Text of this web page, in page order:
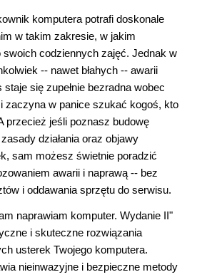
komputera potrafi doskonale
w takim zakresie, w jakim
swoich codziennych zajęć. Jednak w
-- nawet błahych -- awarii
się zupełnie bezradna wobec
zaczyna w panice szukać kogoś, kto
przecież jeśli poznasz budowę
działania oraz objawy
sam możesz świetnie poradzić
awarii i naprawą -- bez
i oddawania sprzętu do serwisu.
naprawiam komputer. Wydanie II"
i skuteczne rozwiązania
usterek Twojego komputera.
nieinwazyjne i bezpieczne metody